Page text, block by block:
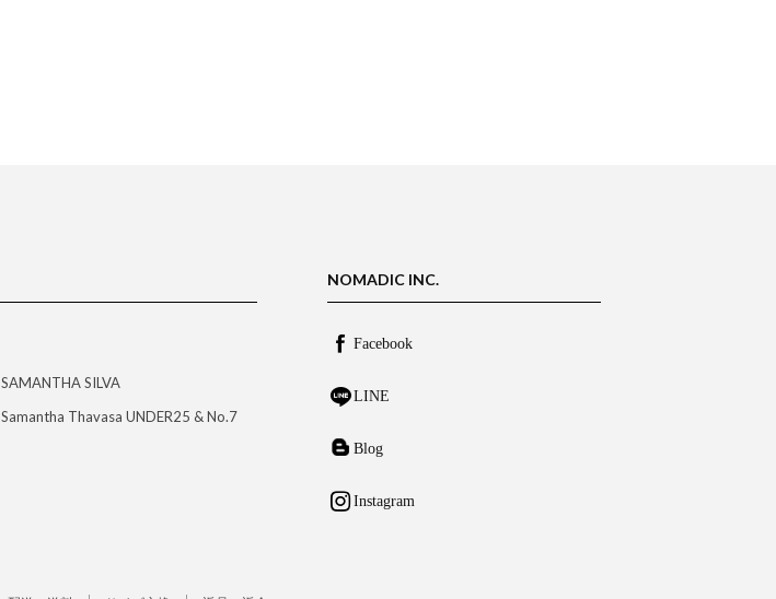
SAMANTHA SILVA
Samantha Thavasa UNDER25 & No.7
NOMADIC INC.
Facebook
LINE
Blog
Instagram